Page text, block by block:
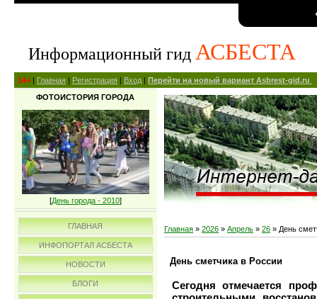
Информационный гид АСБЕСТА
14+ | Главная | Регистрация | Вход | Перейти на новый вариант Asbrest-gid.ru
ФОТОИСТОРИЯ ГОРОДА
[День города - 2010]
ГЛАВНАЯ
ИНФОПОРТАЛ АСБЕСТА
НОВОСТИ
БЛОГИ
Главная » 2026 » Апрель » 26 » День
День сметчика в России
Сегодня отмечается